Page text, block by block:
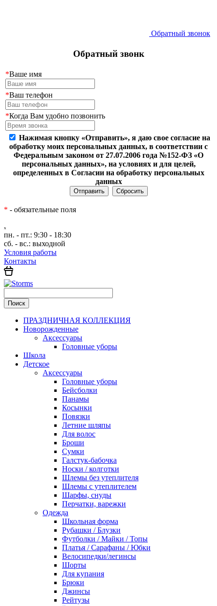
Обратный звонок
Обратный звонк
*Ваше имя
*Ваш телефон
*Когда Вам удобно позвонить
Нажимая кнопку «Отправить», я даю свое согласие на
обработку моих персональных данных, в соответствии с
Федеральным законом от 27.07.2006 года №152-ФЗ «О
персональных данных», на условиях и для целей,
определенных в Согласии на обработку персональных
данных
* - обязательные поля
ₓ
пн. - пт.: 9:30 - 18:30
сб. - вс.: выходной
Условия работы
Контакты
ПРАЗДНИЧНАЯ КОЛЛЕКЦИЯ
Новорожденные
Аксессуары
Головные уборы
Школа
Детское
Аксессуары
Головные уборы
Бейсболки
Панамы
Косынки
Повязки
Летние шляпы
Для волос
Броши
Сумки
Галстук-бабочка
Носки / колготки
Шлемы без утеплителя
Шлемы с утеплителем
Шарфы, снуды
Перчатки, варежки
Одежда
Школьная форма
Рубашки / Блузки
Футболки / Майки / Топы
Платья / Сарафаны / Юбки
Велосипедки/легинсы
Шорты
Для купания
Брюки
Джинсы
Рейтузы